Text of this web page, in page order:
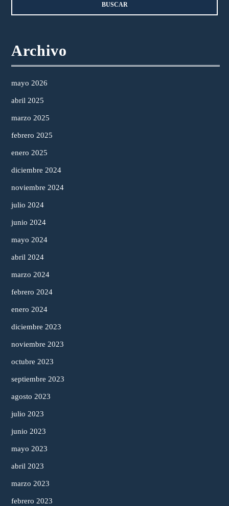
Archivo
mayo 2026
abril 2025
marzo 2025
febrero 2025
enero 2025
diciembre 2024
noviembre 2024
julio 2024
junio 2024
mayo 2024
abril 2024
marzo 2024
febrero 2024
enero 2024
diciembre 2023
noviembre 2023
octubre 2023
septiembre 2023
agosto 2023
julio 2023
junio 2023
mayo 2023
abril 2023
marzo 2023
febrero 2023